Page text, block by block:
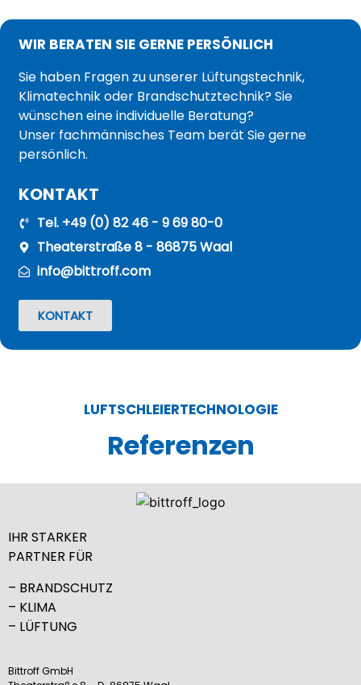
WIR BERATEN SIE GERNE PERSÖNLICH
Sie haben Fragen zu unserer Lüftungstechnik,
Klimatechnik oder Brandschutztechnik? Sie
wünschen eine individuelle Beratung?
Unser fachmännisches Team berät Sie gerne
persönlich.
KONTAKT
Tel. +49 (0) 82 46 - 9 69 80-0
Theaterstraße 8 - 86875 Waal
info@bittroff.com
KONTAKT
LUFTSCHLEIERTECHNOLOGIE
Referenzen
IHR STARKER
PARTNER FÜR
– BRANDSCHUTZ
– KLIMA
– LÜFTUNG
Bittroff GmbH